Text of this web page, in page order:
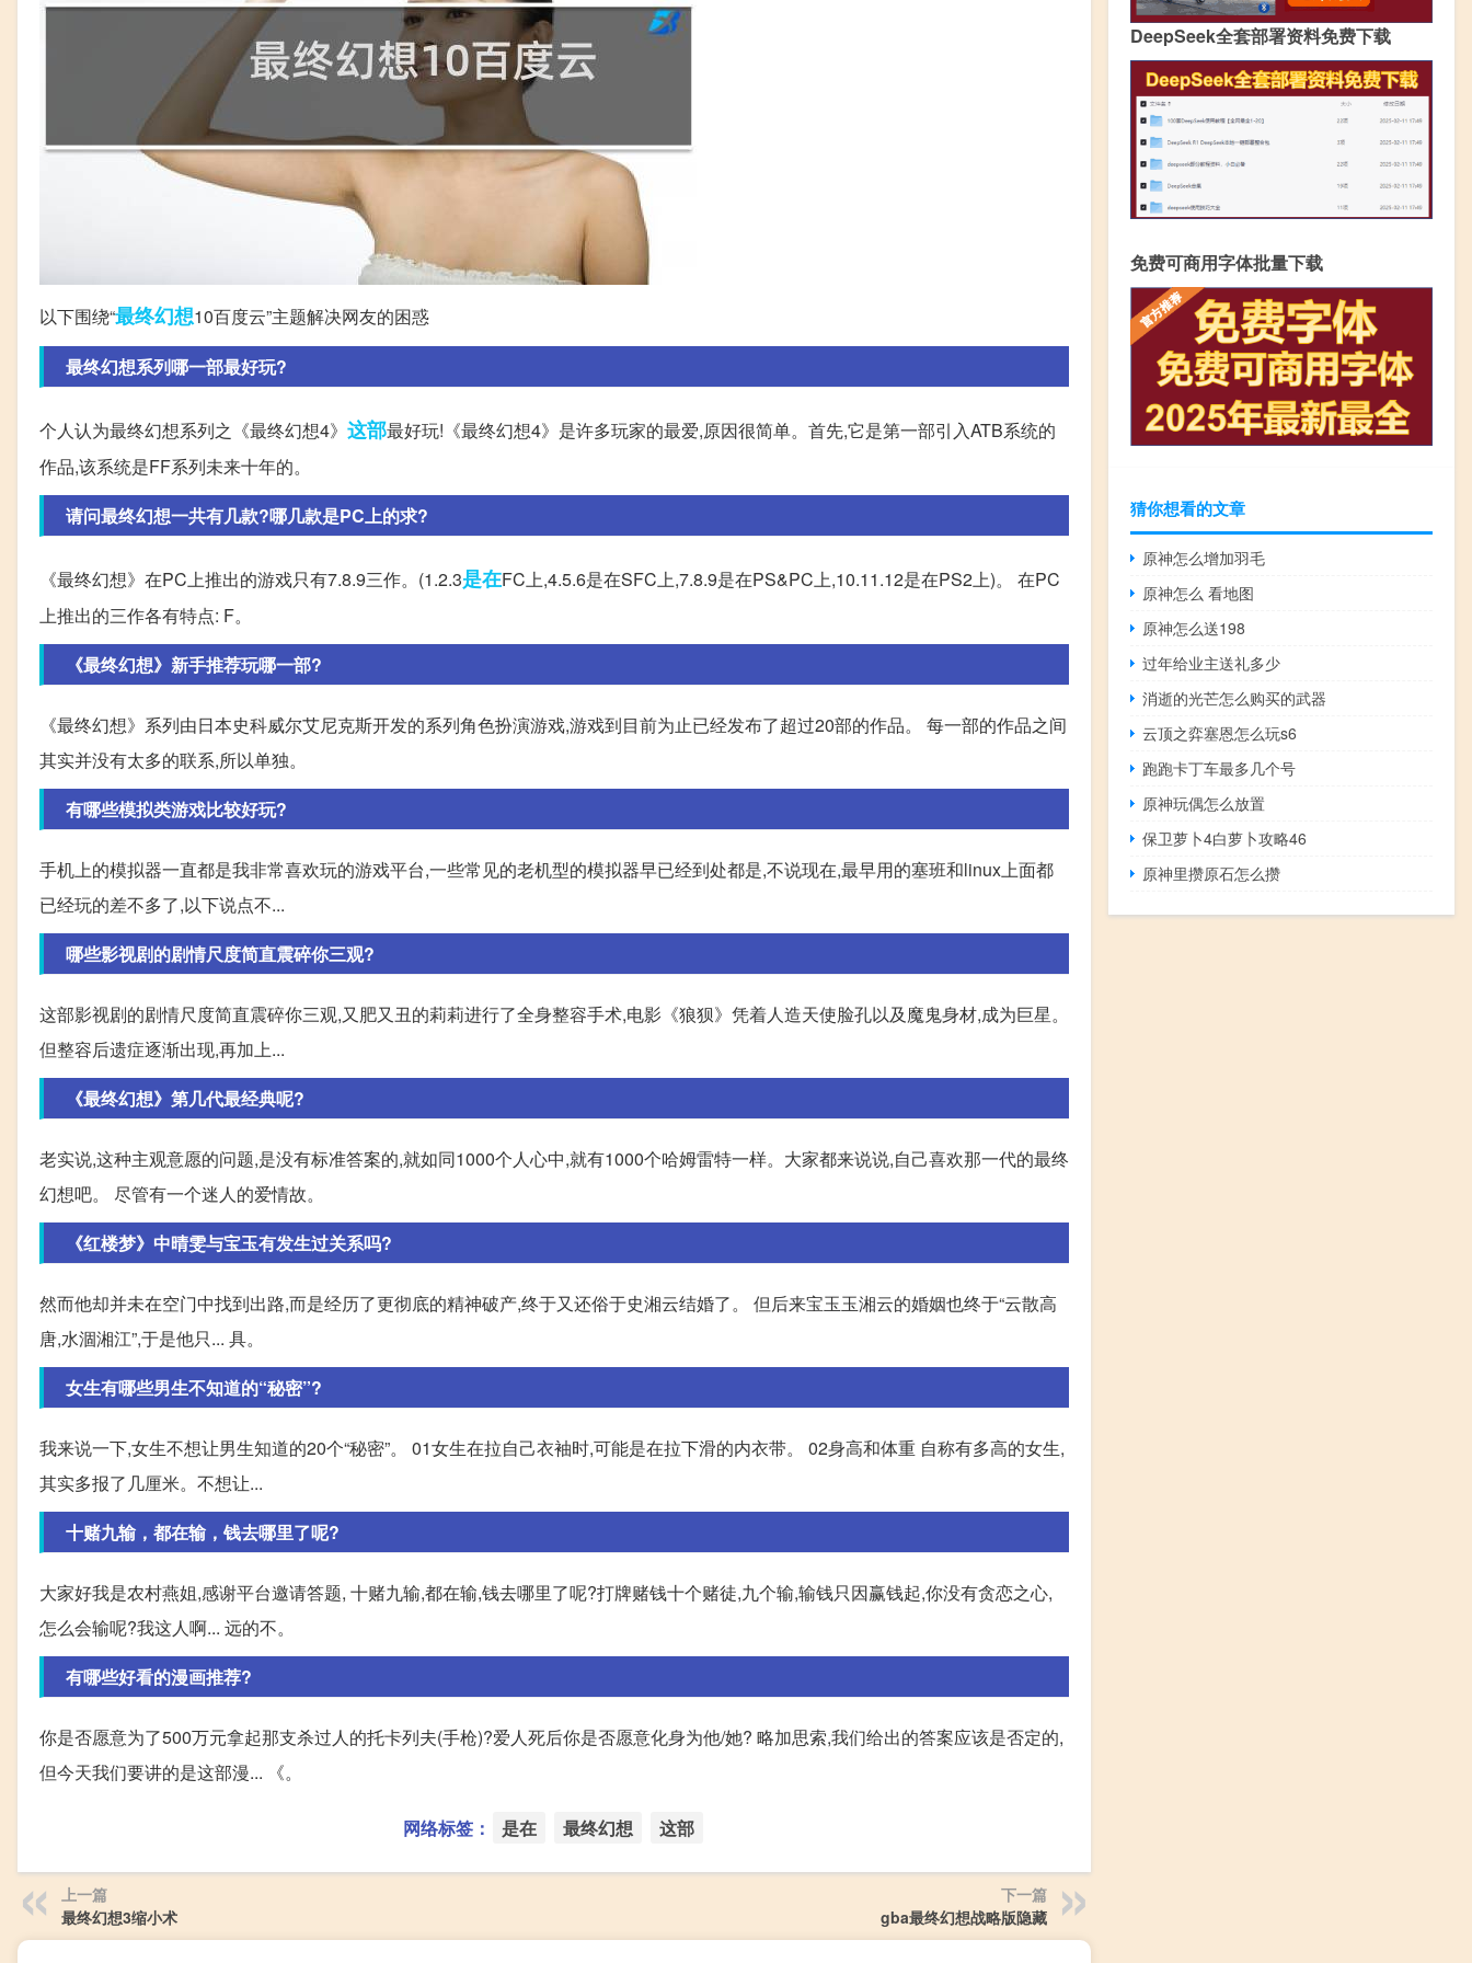
以下围绕“最终幻想10百度云”主题解决网友的困惑
最终幻想系列哪一部最好玩?
个人认为最终幻想系列之《最终幻想4》 这部最好玩!《最终幻想4》是许多玩家的最爱,原因很简单。首先,它是第一部引入ATB系统的
作品,该系统是FF系列未来十年的。
请问最终幻想一共有几款?哪几款是PC上的求?
《最终幻想》在PC上推出的游戏只有7.8.9三作。(1.2.3是在FC上,4.5.6是在SFC上,7.8.9是在PS&PC上,10.11.12是在PS2上)。 在PC
上推出的三作各有特点: F。
《最终幻想》新手推荐玩哪一部?
《最终幻想》系列由日本史科威尔艾尼克斯开发的系列角色扮演游戏,游戏到目前为止已经发布了超过20部的作品。 每一部的作品之间
其实并没有太多的联系,所以单独。
有哪些模拟类游戏比较好玩?
手机上的模拟器一直都是我非常喜欢玩的游戏平台,一些常见的老机型的模拟器早已经到处都是,不说现在,最早用的塞班和linux上面都
已经玩的差不多了,以下说点不...
哪些影视剧的剧情尺度简直震碎你三观?
这部影视剧的剧情尺度简直震碎你三观,又肥又丑的莉莉进行了全身整容手术,电影《狼狈》凭着人造天使脸孔以及魔鬼身材,成为巨星。
但整容后遗症逐渐出现,再加上...
《最终幻想》第几代最经典呢?
老实说,这种主观意愿的问题,是没有标准答案的,就如同1000个人心中,就有1000个哈姆雷特一样。大家都来说说,自己喜欢那一代的最终
幻想吧。 尽管有一个迷人的爱情故。
《红楼梦》中晴雯与宝玉有发生过关系吗?
然而他却并未在空门中找到出路,而是经历了更彻底的精神破产,终于又还俗于史湘云结婚了。 但后来宝玉玉湘云的婚姻也终于“云散高
唐,水涸湘江”,于是他只... 具。
女生有哪些男生不知道的“秘密”?
我来说一下,女生不想让男生知道的20个“秘密”。 01女生在拉自己衣袖时,可能是在拉下滑的内衣带。 02身高和体重 自称有多高的女生,
其实多报了几厘米。不想让...
十赌九输，都在输，钱去哪里了呢?
大家好我是农村燕姐,感谢平台邀请答题, 十赌九输,都在输,钱去哪里了呢?打牌赌钱十个赌徒,九个输,输钱只因赢钱起,你没有贪恋之心,
怎么会输呢?我这人啊... 远的不。
有哪些好看的漫画推荐?
你是否愿意为了500万元拿起那支杀过人的托卡列夫(手枪)?爱人死后你是否愿意化身为他/她? 略加思索,我们给出的答案应该是否定的,
但今天我们要讲的是这部漫... 《。
网络标签： 是在 最终幻想 这部
上一篇
最终幻想3缩小术
下一篇
gba最终幻想战略版隐藏
DeepSeek全套部署资料免费下载
免费可商用字体批量下载
猜你想看的文章
原神怎么增加羽毛
原神怎么 看地图
原神怎么送198
过年给业主送礼多少
消逝的光芒怎么购买的武器
云顶之弈塞恩怎么玩s6
跑跑卡丁车最多几个号
原神玩偶怎么放置
保卫萝卜4白萝卜攻略46
原神里攒原石怎么攒